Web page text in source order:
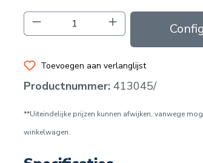
Producthoeveelheid: Voer
In
Toevoegen aan verlanglijst
Productnummer: 413045/
**Uiteindelijke prijzen kunnen afwijken, vanwege
winkelwagen.